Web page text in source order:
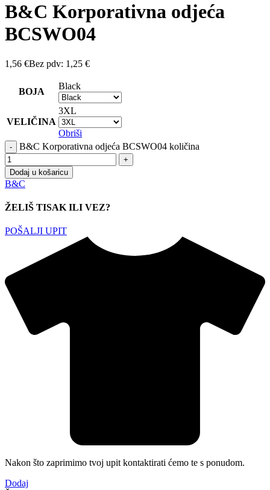
B&C Korporativna odjeća
BCSWO04
1,56 €Bez pdv: 1,25 €
BOJA
Black
VELIČINA
3XL
Obriši
B&C Korporativna odjeća BCSWO04 količina
Dodaj u košaricu
B&C
ŽELIŠ TISAK ILI VEZ?
POŠALJI UPIT
Nakon što zaprimimo tvoj upit kontaktirati ćemo te s ponudom.
Dodaj